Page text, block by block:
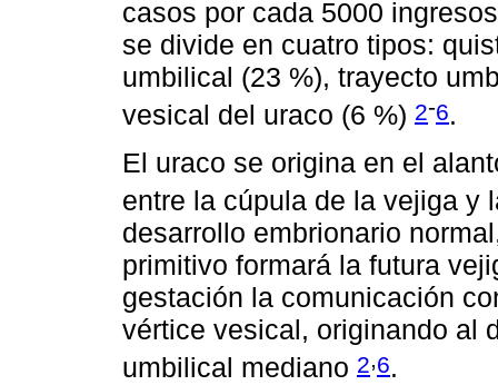
casos por cada 5000
se divide en cuatro tipos:
umbilical (23 %), trayecto
vesical del uraco (6 %) 2-6.
El uraco se origina en el
entre la cúpula de la vejiga
desarrollo embrionario
primitivo formará la futura
gestación la comunicación
vértice vesical, originando al
umbilical mediano 2,6.